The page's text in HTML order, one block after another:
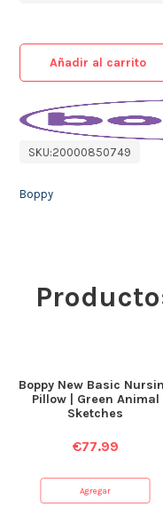
Añadir al carrito
SKU:20000850749
Boppy
Boppy New Basic
Pillow | Green Animal
Sketches
€77.99
Agregar